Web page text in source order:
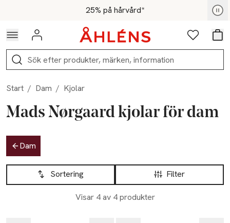
Hoppa till navigationsmenyn25% på hårvård*
För medlemmar - Shoppa nu
Logga in Favoriter
Sök
Start / Dam / Kjolar
Mads Nørgaard kjolar för dam
Hoppa till produktsidan
Dam
Hoppa till produktsidan
Filter
Sortering
Visar 4 av 4 produkter
Lista över produkter